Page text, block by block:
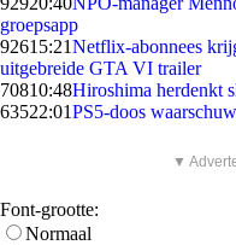
groepsapp
92615:21Netflix-abonnees
uitgebreide GTA VI trailer
70810:48Hiroshima herdenkt
63522:01PS5-doos
▼
Font-grootte:
Normaal